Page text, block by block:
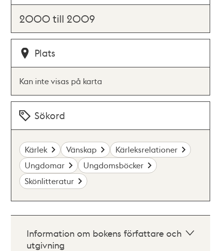
2000 till 2009
Plats
Kan inte visas på karta
Sökord
Kärlek Vänskap
Kärleksrelationer
Ungdomar
Ungdomsböcker
Skönlitteratur
Information om bokens författare och
utgivning